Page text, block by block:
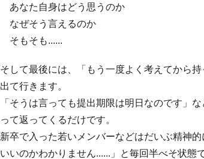
あなた自身はどう思うのか
なぜそう言えるのか
そもそも......
そして最後には、「もう一度よく考えてから
出て行きます。
「そうは言っても提出期限は明日なのです」
って返ってくるだけです。
新卒で入った若いメンバーなどはだいぶ精神
いいのかわかりません......」と毎回半べそ状態で